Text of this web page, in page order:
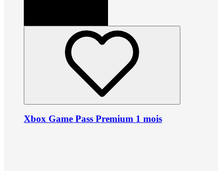
Xbox Game Pass Premium 1 mois